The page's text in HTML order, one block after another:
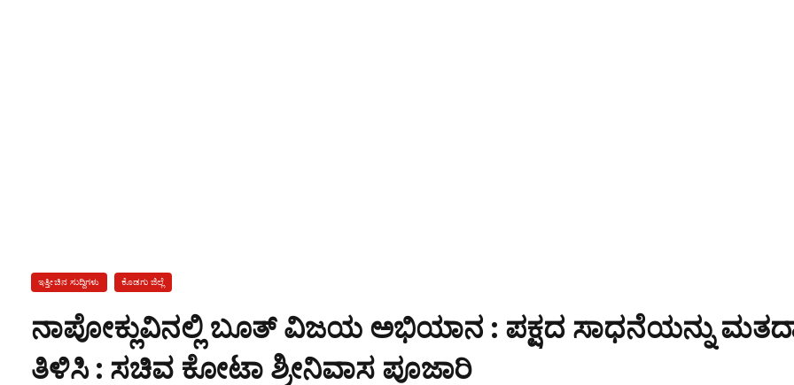
ಇತ್ತೀಚಿನ ಸುದ್ದಿಗಳು ಕೊಡಗು ಜಿಲ್ಲೆ
ನಾಪೋಕ್ಲುವಿನಲ್ಲಿ ಬೂತ್ ವಿಜಯ ಅಭಿಯಾನ : ಪಕ್ಷದ ಸಾಧನೆಯನ್ನು
ತಿಳಿಸಿ : ಸಚಿವ ಕೋಟಾ ಶ್ರೀನಿವಾಸ ಪೂಜಾರಿ